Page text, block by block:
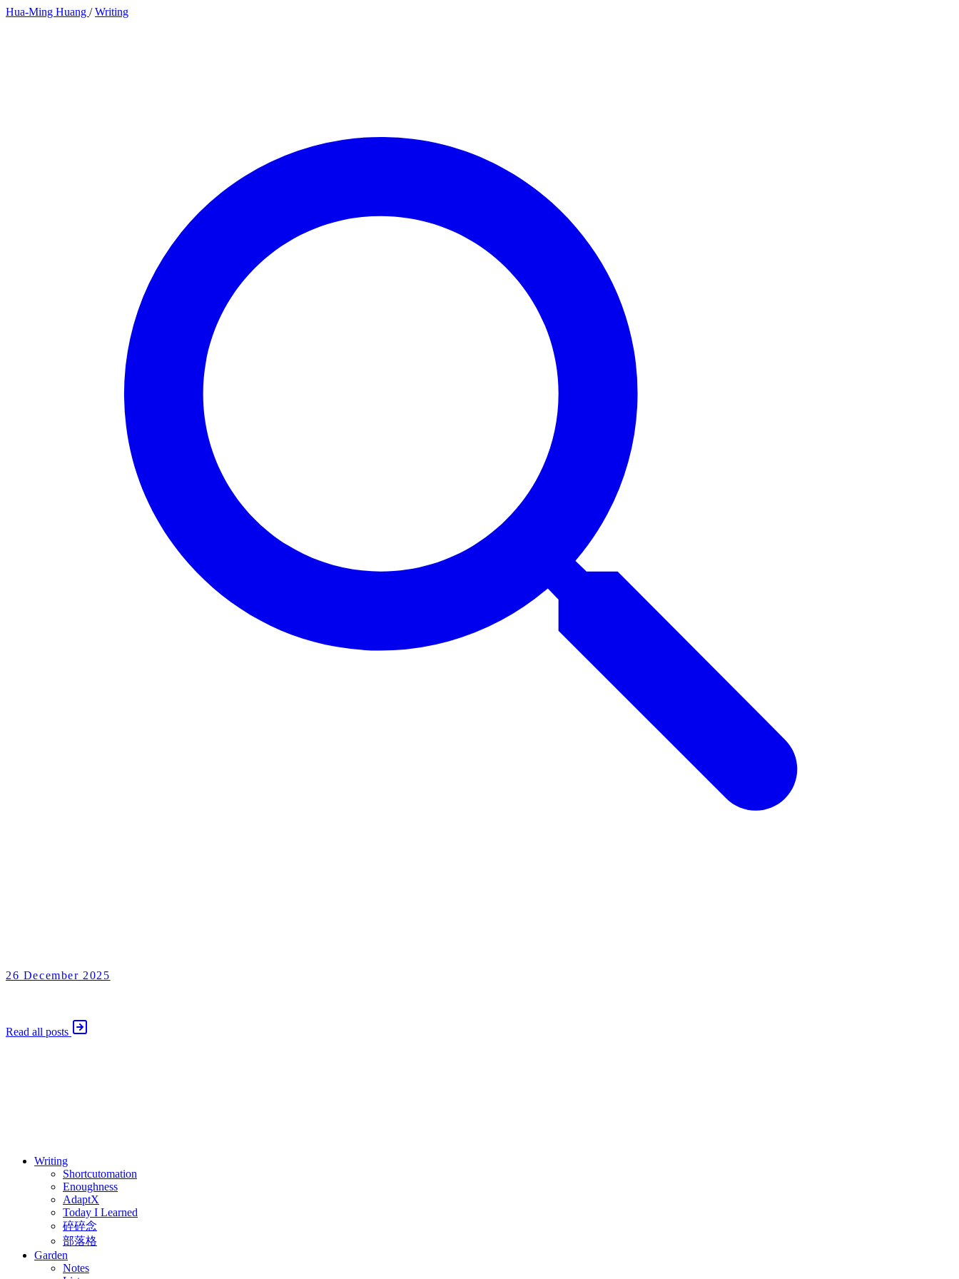
Hua-Ming Huang / Writing
26 December 2025
Read all posts
Writing
Shortcutomation
Enoughness
AdaptX
Today I Learned
碎碎念
部落格
Garden
Notes